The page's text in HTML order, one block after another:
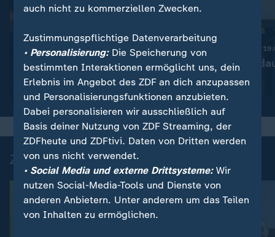
Nachrichten | heute 19:00 Uhr
Diskussion um bessere
Drohnenabwehr
Video1:53
Nachrichten | heute
Ermittlungen
Video1:37
Zuletzt auf ZDFheute veröffentlicht
auch nicht zu kommerziellen Zwecken.
Zustimmungspflichtige Datenverarbeitung
• Personalisierung:Die Speicherung von
bestimmten Interaktionen ermöglicht uns, dein
Erlebnis im Angebot des ZDF an dich anzupassen
und Personalisierungsfunktionen anzubieten.
Dabei personalisieren wir ausschließlich auf
Basis deiner Nutzung von ZDF Streaming, der
ZDFheute und ZDFtivi. Daten von Dritten werden
von uns nicht verwendet.
• Social Media und externe Drittsysteme:Wir
nutzen Social-Media-Tools und Dienste von
anderen Anbietern. Unter anderem um das Teilen
von Inhalten zu ermöglichen.